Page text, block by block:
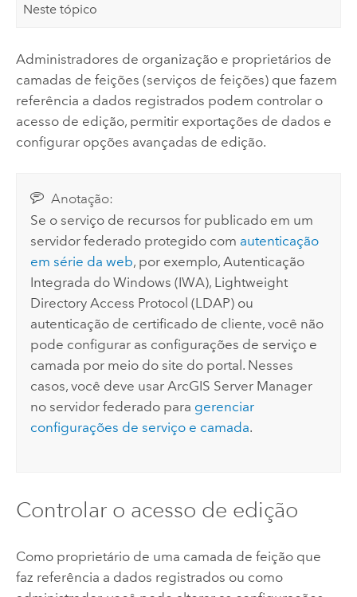
Neste tópico
Administradores de organização e proprietários de
camadas de feições (serviços de feições) que fazem
referência a dados registrados podem controlar o
acesso de edição, permitir exportações de dados e
configurar opções avançadas de edição.
Anotação:
Se o serviço de recursos for publicado em um
servidor federado protegido com autenticação
em série da web, por exemplo, Autenticação
Integrada doWindows (IWA), Lightweight
Directory Access Protocol (LDAP) ou
autenticação de certificado de cliente, você não
pode configurar as configurações de serviço e
camada por meio do site do portal. Nesses
casos, você deve usarArcGIS Server Manager
no servidor federado para gerenciar
configurações de serviço e camada.
Controlar o acesso de edição
Como proprietário de uma camada de feição que
faz referência a dados registrados ou como